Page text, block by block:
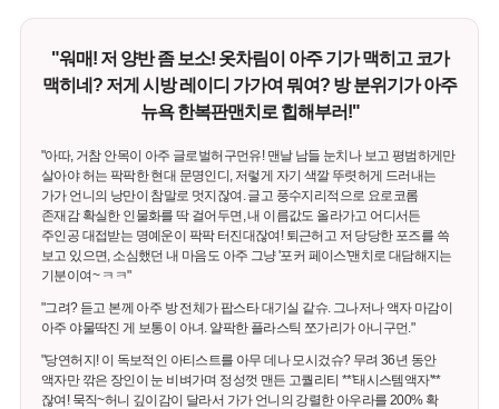
"워매! 저 양반 좀 보소! 옷차림이 아주 기가 맥히고 코가
맥히네? 저게 시방 레이디 가가여 뭐여? 방 분위기가 아주
뉴욕 한복판맨치로 힙해부러!"
"아따, 거참 안목이 아주 글로벌허구먼유! 맨날 남들 눈치나 보고 평범하게만
살아야 허는 팍팍한 현대 문명인디, 저렇게 자기 색깔 뚜렷허게 드러내는
가가 언니의 낭만이 참말로 멋지잖여. 글고 풍수지리적으로 요로코롬
존재감 확실한 인물화를 딱 걸어두면, 내 이름값도 올라가고 어디서든
주인공 대접받는 명예운이 팍팍 터진대잖여! 퇴근허고 저 당당한 포즈를 쓱
보고 있으면, 소심했던 내 마음도 아주 그냥 '포커 페이스'맨치로 대담해지는
기분이여~ ㅋㅋ"
"그려? 듣고 본께 아주 방 전체가 팝스타 대기실 같슈. 그나저나 액자 마감이
아주 야물딱진 게 보통이 아녀. 얄팍한 플라스틱 쪼가리가 아니구먼."
"당연허지! 이 독보적인 아티스트를 아무 데나 모시겄슈? 무려 36년 동안
액자만 깎은 장인이 눈 비벼가며 정성껏 맨든 고퀄리티 **'태시스템액자'**
잖여! 묵직~허니 깊이감이 달라서 가가 언니의 강렬한 아우라를 200% 확